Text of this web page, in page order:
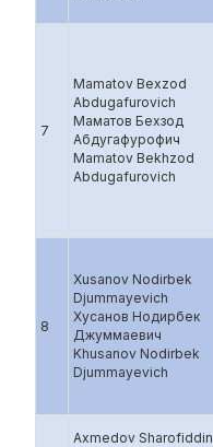
7
Mamatov Bexzod
Abdugafurovich
Маматов Бехзод
Абдугафурофич
Mamatov Bekhzod
Abdugafurovich
8
Xusanov Nodirbek
Djummayevich
Хусанов Нодирбек
Джуммаевич
Khusanov Nodirbek
Djummayevich
Axmedov Sharofiddin